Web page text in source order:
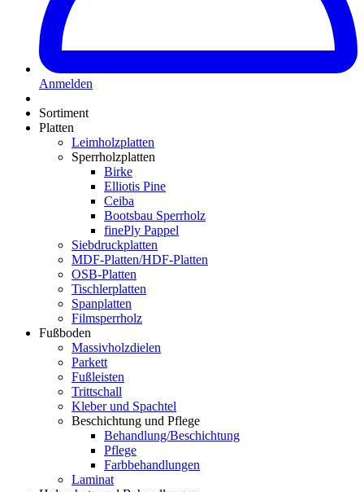
Anmelden
Sortiment
Platten
Leimholzplatten
Sperrholzplatten
Birke
Elliotis Pine
Ceiba
Bootsbau Sperrholz
finePly Pappel
Siebdruckplatten
MDF-Platten/HDF-Platten
OSB-Platten
Tischlerplatten
Spanplatten
Filmsperrholz
Fußboden
Massivholzdielen
Parkett
Fußleisten
Trittschall
Kleber und Spachtel
Beschichtung und Pflege
Behandlung/Beschichtung
Pflege
Farbbehandlungen
Laminat